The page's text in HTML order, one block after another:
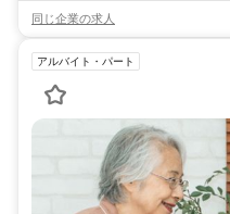
同じ企業の求人
アルバイト・パート